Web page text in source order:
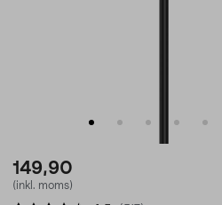
149,90
(inkl. moms)